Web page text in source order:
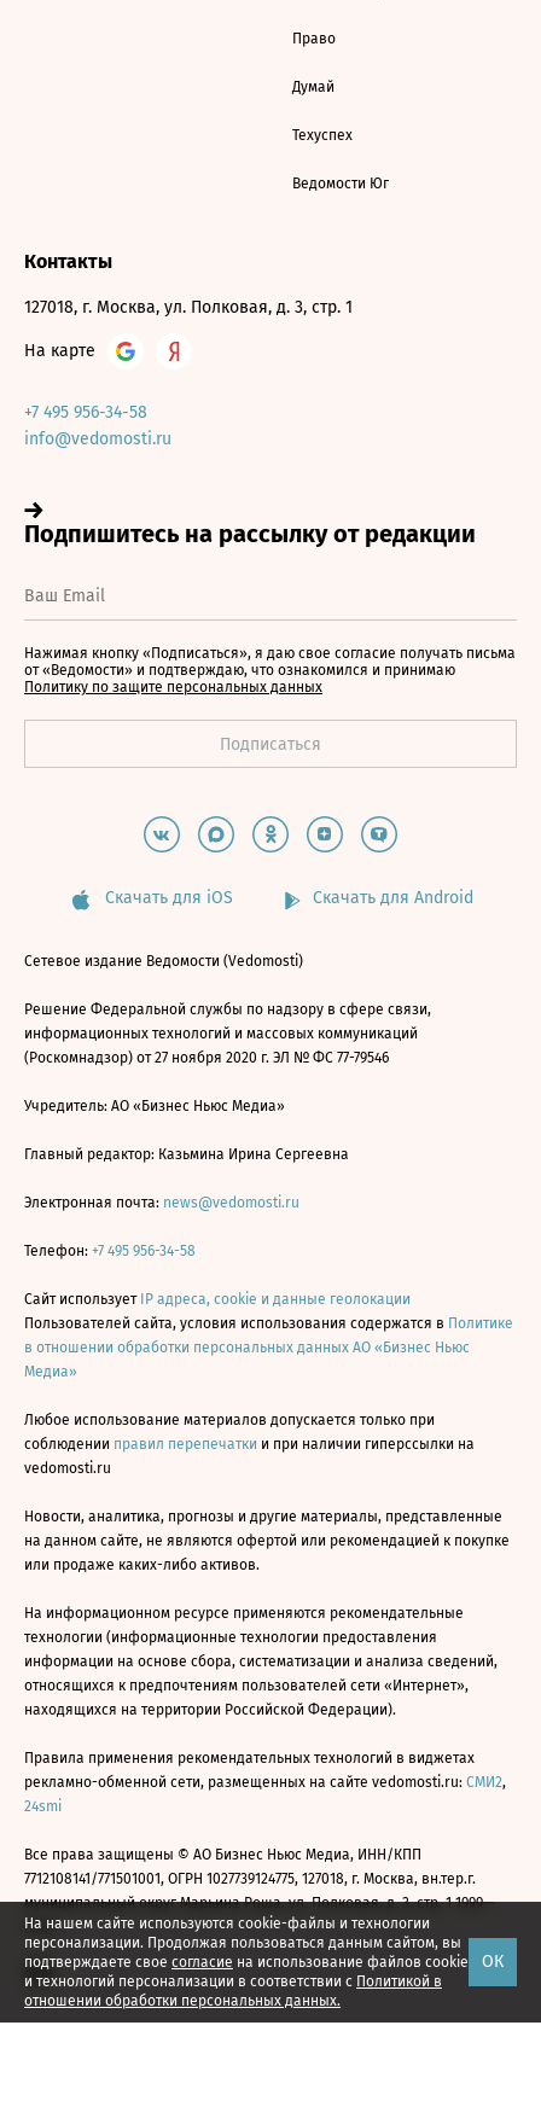
На нашем сайте используются cookie-файлы и технологии
персонализации. Продолжая пользоваться данным сайтом, вы
подтверждаете свое согласие на использование файлов cookie
и технологий персонализации в соответствии с Политикой в
отношении обработки персональных данных.
ОК
Право
Думай
Техуспех
Ведомости Юг
Контакты
127018, г. Москва, ул. Полковая, д. 3, стр. 1
На карте
+7 495 956-34-58
info@vedomosti.ru
Нажимая кнопку «Подписаться», я даю свое согласие получать письма
от «Ведомости» и подтверждаю, что ознакомился и принимаю
Политику по защите персональных данных
Скачать для iOS Скачать для Android
Сетевое издание Ведомости (Vedomosti)
Решение Федеральной службы по надзору в сфере связи,
информационных технологий и массовых коммуникаций
(Роскомнадзор) от 27 ноября 2020 г. ЭЛ № ФС 77-79546
Учредитель: АО «Бизнес Ньюс Медиа»
Главный редактор: Казьмина Ирина Сергеевна
Электронная почта: news@vedomosti.ru
Телефон: +7 495 956-34-58
Сайт использует IP адреса, cookie и данные геолокации
Пользователей сайта, условия использования содержатся в Политике
в отношении обработки персональных данных АО «Бизнес Ньюс
Медиа»
Любое использование материалов допускается только при
соблюдении правил перепечатки и при наличии гиперссылки на
vedomosti.ru
Новости, аналитика, прогнозы и другие материалы, представленные
на данном сайте, не являются офертой или рекомендацией к покупке
или продаже каких-либо активов.
На информационном ресурсе применяются рекомендательные
технологии (информационные технологии предоставления
информации на основе сбора, систематизации и анализа сведений,
относящихся к предпочтениям пользователей сети «Интернет»,
находящихся на территории Российской Федерации).
Правила применения рекомендательных технологий в виджетах
рекламно-обменной сети, размещенных на сайте vedomosti.ru: СМИ2,
24smi
Все права защищены © АО Бизнес Ньюс Медиа, ИНН/КПП
7712108141/771501001, ОГРН 1027739124775, 127018, г. Москва, вн.тер.г.
муниципальный округ Марьина Роща, ул. Полковая, д. 3, стр. 1 1999—
2026